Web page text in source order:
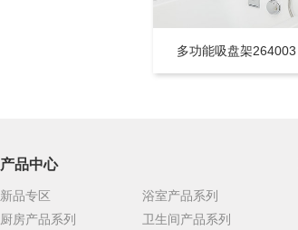
多功能吸盘架264003
产品中心
新品专区
浴室产品系列
厨房产品系列
卫生间产品系列